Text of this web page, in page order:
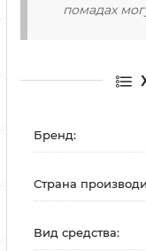
помадах
Бренд:
Страна
Вид средства: